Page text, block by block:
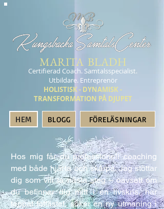
MARITA BLADH
Certifierad Coach. Samtalsspecialist.
Utbildare. Entreprenör
HOLISTISK - DYNAMISK -
TRANSFORMATION PÅ DJUPET
BLOGG
Hos mig får du professionell coaching
med både hjärta och skärpa. Jag stöttar
dig som vill ta nästa steg – oavsett om
du befinner dig mitt i en livskris, har
tappat fotfästet, söker en ny utmaning i
HEM FÖRELÄSNINGAR